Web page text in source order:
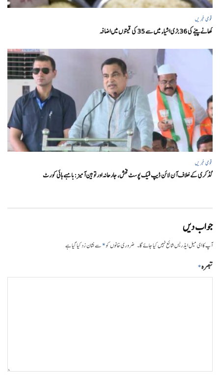
قومی خبریں
کھانے پینے کی 36 بڑی اشیاء میں سے 35 کی قیمتوں میں اضافہ
قومی خبریں
گڈکری کے خلاف آن لائن ڈیپ فیک پوسٹ فحش، جارحانہ اور توہین آمیز:بامبے ہائی کورٹ
جواب دیں
آپ کا ای میل ایڈریس شائع نہیں کیا جائے گا۔ ضروری خانوں کو*سے نشان زد کیا گیا ہے
تبصرہ*